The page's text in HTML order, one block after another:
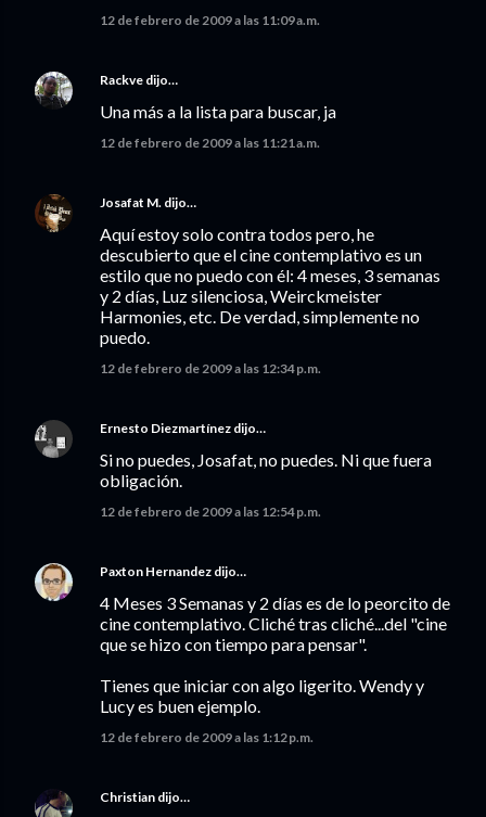
12 de febrero de 2009 a las 11:09 a.m.
Rackve dijo…
Una más a la lista para buscar, ja
12 de febrero de 2009 a las 11:21 a.m.
Josafat M. dijo…
Aquí estoy solo contra todos pero, he
descubierto que el cine contemplativo es un
estilo que no puedo con él: 4 meses, 3 semanas
y 2 días, Luz silenciosa, Weirckmeister
Harmonies, etc. De verdad, simplemente no
puedo.
12 de febrero de 2009 a las 12:34 p.m.
Ernesto Diezmartínez dijo…
Si no puedes, Josafat, no puedes. Ni que fuera
obligación.
12 de febrero de 2009 a las 12:54 p.m.
Paxton Hernandez dijo…
4 Meses 3 Semanas y 2 días es de lo peorcito de
cine contemplativo. Cliché tras cliché...del "cine
que se hizo con tiempo para pensar".
Tienes que iniciar con algo ligerito. Wendy y
Lucy es buen ejemplo.
12 de febrero de 2009 a las 1:12 p.m.
Christian dijo…